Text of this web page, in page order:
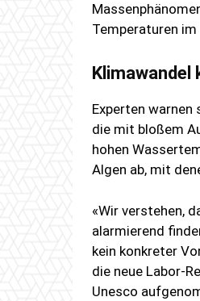
Temperaturen
Experten warnen
die mit bloßem
hohen
Algen ab, mit
«Wir verstehen,
alarmierend
kein konkreter
die neue Labor-
Unesco